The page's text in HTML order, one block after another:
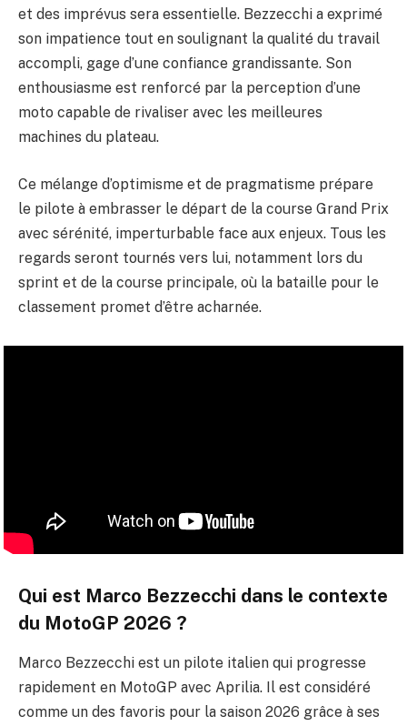
et des imprévus sera essentielle. Bezzecchi a exprimé
son impatience tout en soulignant la qualité du travail
accompli, gage d’une confiance grandissante. Son
enthousiasme est renforcé par la perception d’une
moto capable de rivaliser avec les meilleures
machines du plateau.
Ce mélange d’optimisme et de pragmatisme prépare
le pilote à embrasser le départ de la course Grand Prix
avec sérénité, imperturbable face aux enjeux. Tous les
regards seront tournés vers lui, notamment lors du
sprint et de la course principale, où la bataille pour le
classement promet d’être acharnée.
Qui est Marco Bezzecchi dans le contexte
du MotoGP 2026 ?
Marco Bezzecchi est un pilote italien qui progresse
rapidement en MotoGP avec Aprilia. Il est considéré
comme un des favoris pour la saison 2026 grâce à ses